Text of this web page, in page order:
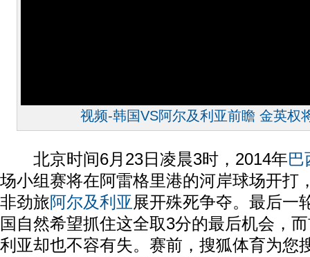
视频-韩国VS阿尔及利亚前瞻 金英权
北京时间6月23日凌晨3时，2014年巴
场小组赛将在阿雷格里港的河岸球场开打
非劲旅阿尔及利亚 展开殊死争夺。最后一
国自然希望抓住这全取3分的最后机会，
利亚却也不容有失。赛前，搜狐体育为您